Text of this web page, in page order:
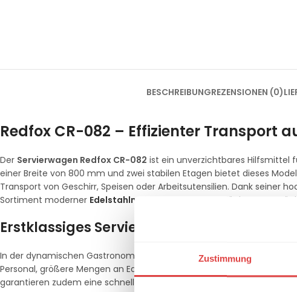
Zustimmung
BESCHREIBUNGREZENSIONEN (0)
Redfox CR-082 – Effizienter Transport
Der Servierwagen Redfox CR-082 ist ein unverzichtbares Hilfsmittel
einer Breite von 800 mm und zwei stabilen Etagen bietet dieses
Transport von Geschirr, Speisen oder Arbeitsutensilien. Dank seiner
Sortiment moderner Edelstahlmöbel ein und erfüllt höchste
Erstklassiges Servierzubehör für Profis
In der dynamischen Gastronomie ist Zeitersparnis durch effiziente
Personal, größere Mengen an Equipment oder vorbereitete
garantieren zudem eine schnelle und gründliche Reinigung, was in